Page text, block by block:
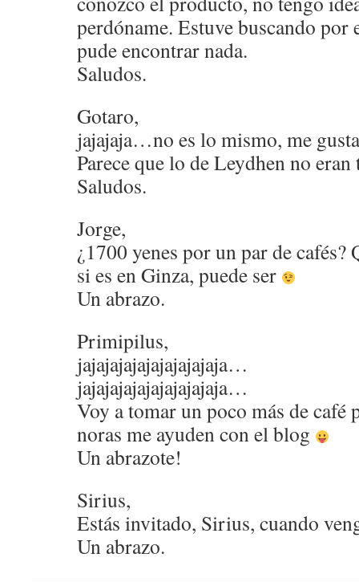
perdóname. Estuve buscando
pude encontrar nada.
Saludos.
Gotaro,
jajajaja…no es lo mismo, me
Parece que lo de Leydhen no
Saludos.
Jorge,
¿1700 yenes por un par de
si es en Ginza, puede ser
Un abrazo.
Primipilus,
jajajajajajajajajajaja…
jajajajajajajajajajaja…
Voy a tomar un poco más de café
noras me ayuden con el blog
Un abrazote!
Sirius,
Estás invitado, Sirius, cuando
Un abrazo.